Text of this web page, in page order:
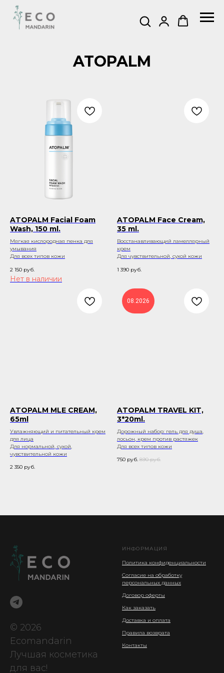
ATOPALM
ATOPALM Facial Foam
Wash, 150 ml.
Мягкая кислородная пенка для
умывания
Для всех типов кожи
2 150 руб.
Нет в наличии
ATOPALM Face Cream,
35 ml.
Восстанавливающий ламеллярный
крем
Для чувствительной, сухой кожи
1 390 руб.
ATOPALM MLE CREAM,
65ml
Увлажняющий и питательный крем
для лица
Для нормальной, сухой,
чувствительной кожи
2 350 руб.
08.2026
ATOPALM TRAVEL KIT,
3*20ml.
Дорожный набор: гель для душа,
лосьон, крем против растяжек
Для всех типов кожи
750 руб. 890 руб.
© 2026
Ecomandarin
Лучшая косметика
для вас!
ИНФОРМАЦИЯ
Политика конфиденциальности
Согласие на обработку
персональных данных
Договор оферты
Как заказать
Доставка и оплата
Правила возврата
Контакты